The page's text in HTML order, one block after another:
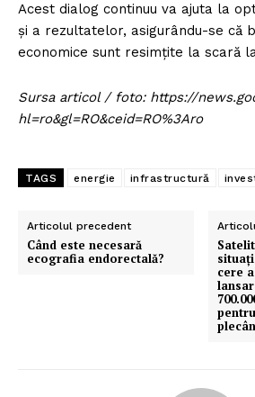
Acest dialog continuu va ajuta la
și a rezultatelor, asigurându-se că
economice sunt resimțite la scară
Sursa articol / foto: https://
hl=ro&gl=RO&ceid=RO%3Aro
TAGS energie infrastructură
Articolul precedent
Când este necesară
ecografia endorectală?
cere